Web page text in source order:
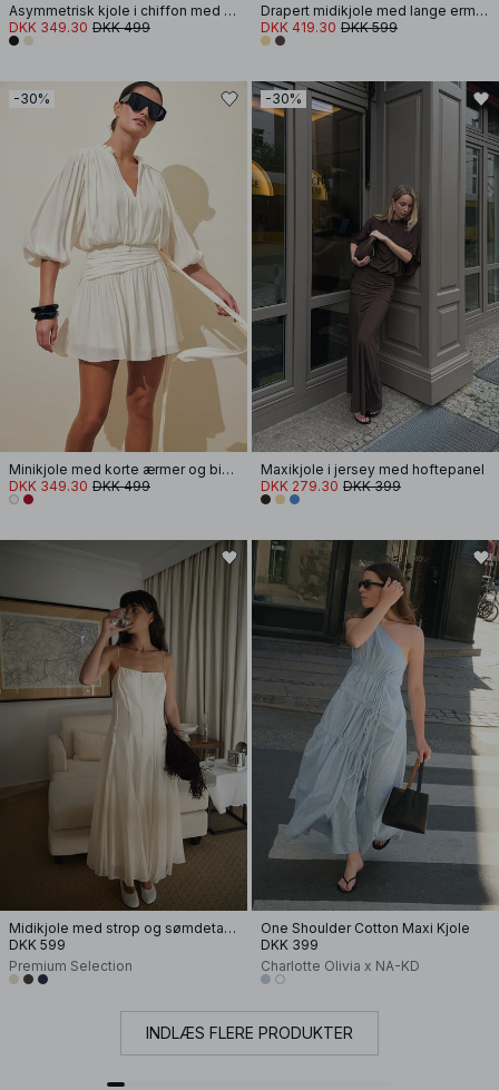
Asymmetrisk kjole i chiffon med halterneck
DKK 349.30 DKK 499
Drapert midikjole med lange ermer og åpen rygg
DKK 419.30 DKK 599
-30%
Minikjole med korte ærmer og bindebånd i taljen
DKK 349.30 DKK 499
-30%
Maxikjole i jersey med hoftepanel
DKK 279.30 DKK 399
Midikjole med strop og sømdetalje
DKK 599
Premium Selection
One Shoulder Cotton Maxi Kjole
DKK 399
Charlotte Olivia x NA-KD
INDLÆS FLERE PRODUKTER